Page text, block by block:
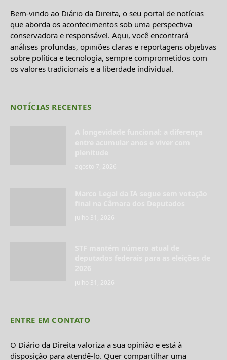
Bem-vindo ao Diário da Direita, o seu portal de notícias
que aborda os acontecimentos sob uma perspectiva
conservadora e responsável. Aqui, você encontrará
análises profundas, opiniões claras e reportagens objetivas
sobre política e tecnologia, sempre comprometidos com
os valores tradicionais e a liberdade individual.
NOTÍCIAS RECENTES
agosto 7, 2026
julho 31, 2026
julho 31, 2026
ENTRE EM CONTATO
O Diário da Direita valoriza a sua opinião e está à
disposição para atendê-lo. Quer compartilhar uma